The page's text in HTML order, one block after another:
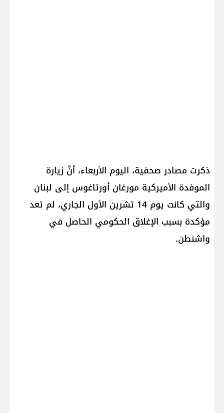
ذكرت مصادر صحفية، اليوم الأربعاء، أنَّ زيارة
الموفدة الأميركية مورغان أورتاغوس إلى لبنان
والتي كانت يوم 14 تشرين الأول الجاري، لم تعد
مؤكدة بسبب الإغلاق الحكومي الحاصل في
واشنطن.